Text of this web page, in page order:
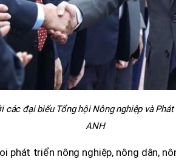
các đại biểu Tổng hội Nông nghiệp và
ANH
phát triển nông nghiệp, nông dân,